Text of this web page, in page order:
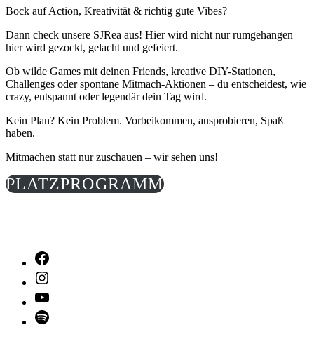
Bock auf Action, Kreativität & richtig gute Vibes?
Dann check unsere SJRea aus! Hier wird nicht nur rumgehangen –
hier wird gezockt, gelacht und gefeiert.
Ob wilde Games mit deinen Friends, kreative DIY-Stationen,
Challenges oder spontane Mitmach-Aktionen – du entscheidest, wie
crazy, entspannt oder legendär dein Tag wird.
Kein Plan? Kein Problem. Vorbeikommen, ausprobieren, Spaß
haben.
Mitmachen statt nur zuschauen – wir sehen uns!
PLATZPROGRAMM